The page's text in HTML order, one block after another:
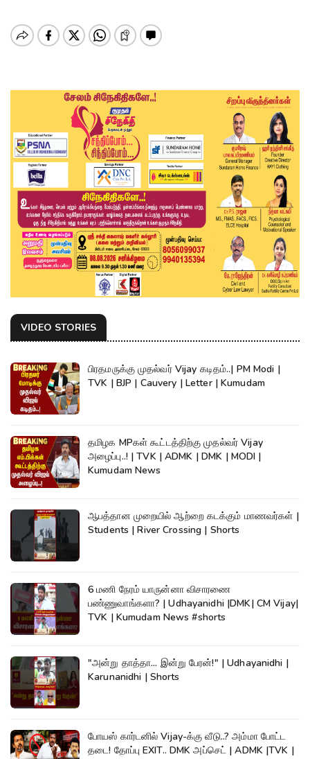
VIDEO STORIES
பிரதமருக்கு முதல்வர் Vijay கடிதம்..| PM Modi |
TVK | BJP | Cauvery | Letter | Kumudam
தமிழக MPகள் கூட்டத்திற்கு முதல்வர் Vijay
அழைப்பு..! | TVK | ADMK | DMK | MODI |
Kumudam News
ஆபத்தான முறையில் ஆற்றை கடக்கும் மாணவர்கள் |
Students | River Crossing | Shorts
6 மணி நேரம் யாருன்னா விசாரணை
பண்ணுவாங்களா? | Udhayanidhi |DMK| CM Vijay|
TVK | Kumudam News #shorts
"அன்று தாத்தா... இன்று பேரன்!" | Udhayanidhi |
Karunanidhi | Shorts
போயஸ் கார்டனில் Vijay-க்கு வீடு..? அம்மா போட்ட
தடை! தோப்பு EXIT.. DMK அப்செட் | ADMK |TVK |